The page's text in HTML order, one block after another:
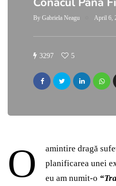
By Gabriela Neagu April 6,
3297 5
O
amintire dragă
planificarea unei
eu am numit-o